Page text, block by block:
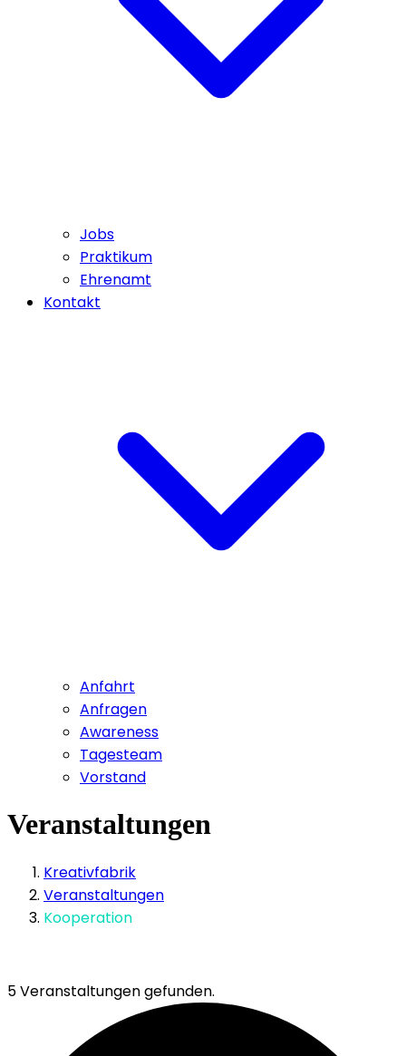
Jobs
Praktikum
Ehrenamt
Kontakt
Anfahrt
Anfragen
Awareness
Tagesteam
Vorstand
Veranstaltungen
Kreativfabrik
Veranstaltungen
Kooperation
5 Veranstaltungen gefunden.